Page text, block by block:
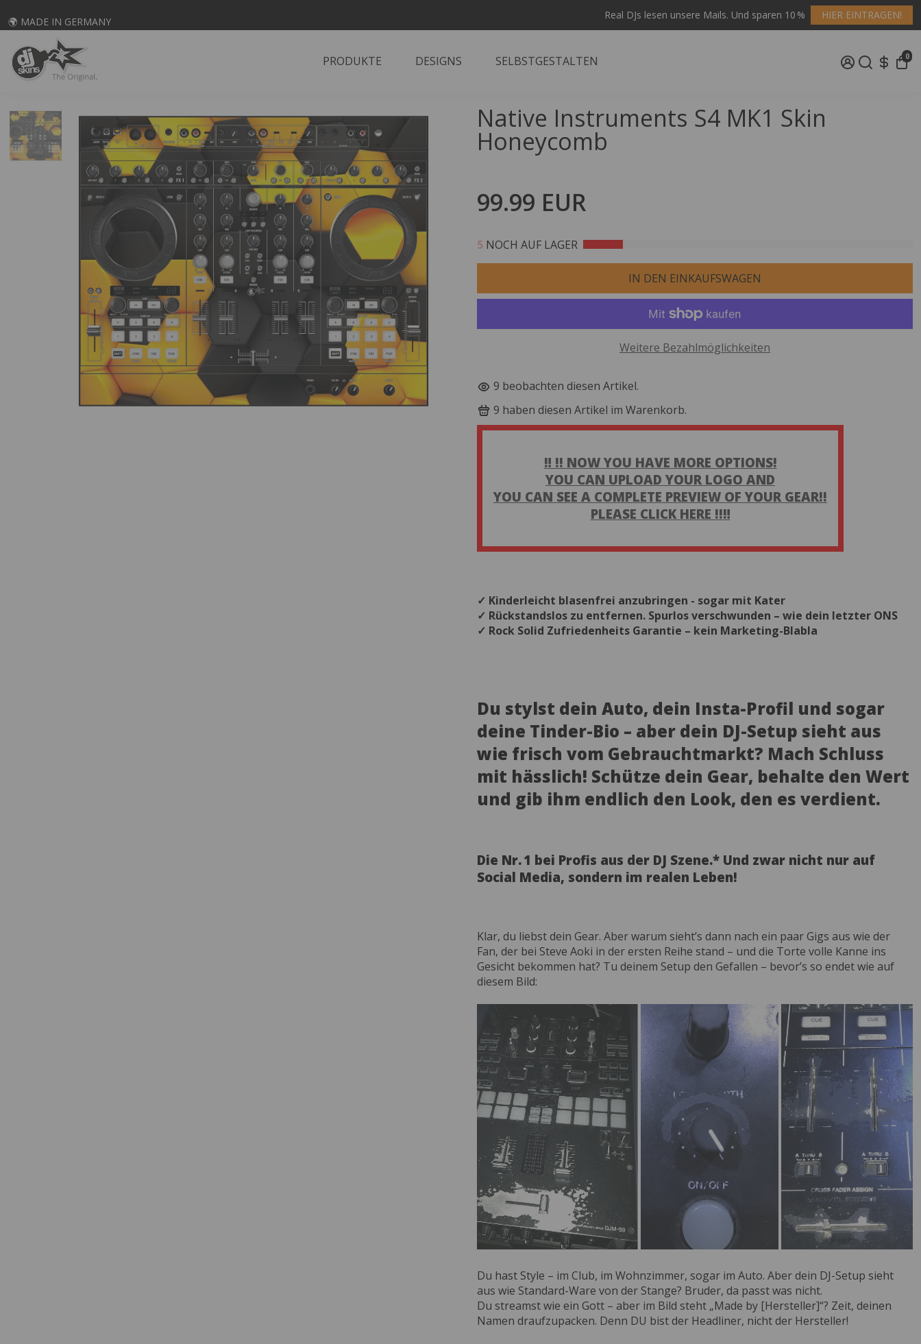
🌍 MADE IN GERMANY Real DJs lesen unsere Mails. Und sparen 10 % HIER EINTRAGEN!
PRODUKTE DESIGNS SELBSTGESTALTEN 0
Native Instruments S4 MK1 Skin
Honeycomb
99.99 EUR
5 NOCH AUF LAGER
IN DEN EINKAUFSWAGEN
Weitere Bezahlmöglichkeiten
9 beobachten diesen Artikel.
9 haben diesen Artikel im Warenkorb.
‼️ !! NOW YOU HAVE MORE OPTIONS!
YOU CAN UPLOAD YOUR LOGO AND
YOU CAN SEE A COMPLETE PREVIEW OF YOUR GEAR!!
PLEASE CLICK HERE !!‼️
✓ Kinderleicht blasenfrei anzubringen - sogar mit Kater
✓ Rückstandslos zu entfernen. Spurlos verschwunden – wie dein letzter ONS
✓ Rock Solid Zufriedenheits Garantie – kein Marketing-Blabla
Du stylst dein Auto, dein Insta-Profil und sogar
deine Tinder-Bio – aber dein DJ-Setup sieht aus
wie frisch vom Gebrauchtmarkt? Mach Schluss
mit hässlich! Schütze dein Gear, behalte den Wert
und gib ihm endlich den Look, den es verdient.
Die Nr. 1 bei Profis aus der DJ Szene.* Und zwar nicht nur auf
Social Media, sondern im realen Leben!
Klar, du liebst dein Gear. Aber warum sieht’s dann nach ein paar Gigs aus wie der
Fan, der bei Steve Aoki in der ersten Reihe stand – und die Torte volle Kanne ins
Gesicht bekommen hat? Tu deinem Setup den Gefallen – bevor’s so endet wie auf
diesem Bild:
Du hast Style – im Club, im Wohnzimmer, sogar im Auto. Aber dein DJ-Setup sieht
aus wie Standard-Ware von der Stange? Bruder, da passt was nicht.
Du streamst wie ein Gott – aber im Bild steht „Made by [Hersteller]“? Zeit, deinen
Namen draufzupacken. Denn DU bist der Headliner, nicht der Hersteller!